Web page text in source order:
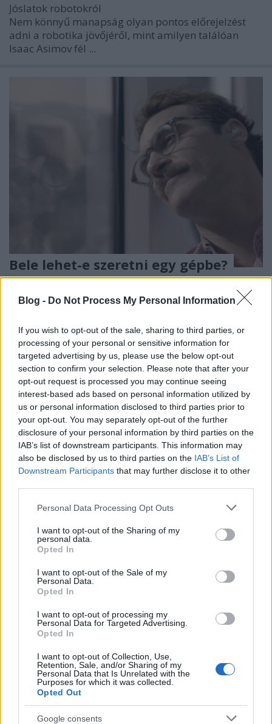
Blog - Do Not Process My Personal Information
If you wish to opt-out of the sale, sharing to third parties, or
processing of your personal or sensitive information for
targeted advertising by us, please use the below opt-out
section to confirm your selection. Please note that after your
opt-out request is processed you may continue seeing
interest-based ads based on personal information utilized by
us or personal information disclosed to third parties prior to
your opt-out. You may separately opt-out of the further
disclosure of your personal information by third parties on the
IAB’s list of downstream participants. This information may
also be disclosed by us to third parties on the IAB’s List of
Downstream Participants that may further disclose it to other
Please note that this website/app uses one or more Google
not limited to your visit or usage behaviour. You may click to
grant or deny consent to Google and its third-party tags to
use your data for below specified purposes in below Google
consent section.
Personal Data Processing Opt Outs
I want to opt-out of the Sharing of my
personal data.
Opted In
I want to opt-out of the Sale of my
Personal Data.
Opted In
I want to opt-out of processing my
Personal Data for Targeted Advertising.
Opted In
I want to opt-out of Collection, Use,
Retention, Sale, and/or Sharing of my
Personal Data that Is Unrelated with the
Purposes for which it was collected.
Opted Out
Google consents
Jóslatok robotokról
Nem könnyű manapság olyan pontos előrejelzést
adni a robotika jövőjéről, mint amilyen találóan
Isaac Asimov fél ...
Bele lehet-e szeretni egy gépbe?
nagyon intim. A film arra hívja fel a figyelmünket,
hogy ehhez az intimitáshoz tudatosabban ...
A magyar, aki lándzsás pápuáknak
tanított matekot
Mécs Anna•2014. szeptember 11.
Matematikai játékaival világszerte gondolkodásra
késztette a gyerekeket Dienes Zoltán, aki idén
januárban, 97 évesen hunyt el. A mágusnak is ...
Tűk a szénakazlakból
Mécs Anna•2014. szeptember 11.